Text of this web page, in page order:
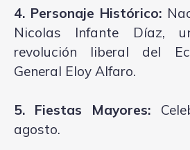
4. Personaje Histórico:
Nicolas Infante Díaz,
revolución liberal del
General Eloy Alfaro.
5. Fiestas Mayores:
agosto.